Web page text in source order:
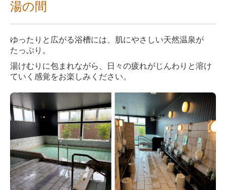
湯の間
ゆったりと広がる浴槽には、肌にやさしい天然温泉が
たっぷり。
湯けむりに包まれながら、日々の疲れがじんわりと溶け
ていく感覚をお楽しみください。